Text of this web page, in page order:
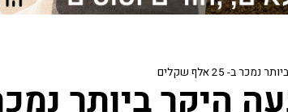
ב- 25 אלף שקלים